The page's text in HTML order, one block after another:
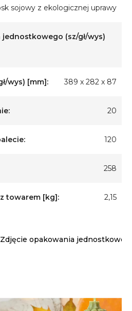
sojowy z ekologicznej uprawy
(sz/gł/wys)
wys) [mm]: 389 x 282 x 87
20
120
258
towarem [kg]: 2,15
Zdjęcie opakowania